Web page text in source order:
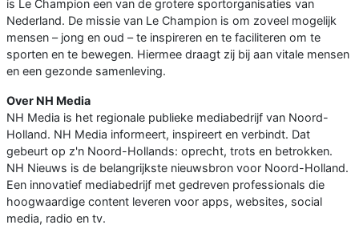
is Le Champion een van de grotere sportorganisaties van
Nederland. De missie van Le Champion is om zoveel mogelijk
mensen – jong en oud – te inspireren en te faciliteren om te
sporten en te bewegen. Hiermee draagt zij bij aan vitale mensen
en een gezonde samenleving.
Over NH Media
NH Media is het regionale publieke mediabedrijf van Noord-
Holland. NH Media informeert, inspireert en verbindt. Dat
gebeurt op z'n Noord-Hollands: oprecht, trots en betrokken.
NH Nieuws is de belangrijkste nieuwsbron voor Noord-Holland.
Een innovatief mediabedrijf met gedreven professionals die
hoogwaardige content leveren voor apps, websites, social
media, radio en tv.